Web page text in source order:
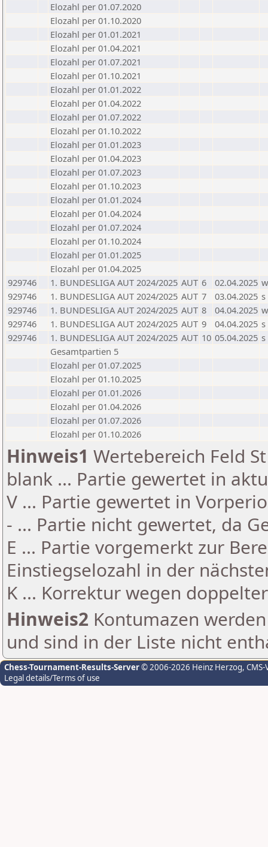
Elozahl per 01.07.2020
Elozahl per 01.10.2020
Elozahl per 01.01.2021
Elozahl per 01.04.2021
Elozahl per 01.07.2021
Elozahl per 01.10.2021
Elozahl per 01.01.2022
Elozahl per 01.04.2022
Elozahl per 01.07.2022
Elozahl per 01.10.2022
Elozahl per 01.01.2023
Elozahl per 01.04.2023
Elozahl per 01.07.2023
Elozahl per 01.10.2023
Elozahl per 01.01.2024
Elozahl per 01.04.2024
Elozahl per 01.07.2024
Elozahl per 01.10.2024
Elozahl per 01.01.2025
Elozahl per 01.04.2025
929746
1. BUNDESLIGA AUT 2024/2025 AUT 6 02.04.2025 w
929746
1. BUNDESLIGA AUT 2024/2025 AUT 7 03.04.2025 s
929746
1. BUNDESLIGA AUT 2024/2025 AUT 8 04.04.2025 w
929746
1. BUNDESLIGA AUT 2024/2025 AUT 9 04.04.2025 s
929746
1. BUNDESLIGA AUT 2024/2025 AUT 10 05.04.2025 s
Gesamtpartien 5
Elozahl per 01.07.2025
Elozahl per 01.10.2025
Elozahl per 01.01.2026
Elozahl per 01.04.2026
Elozahl per 01.07.2026
Elozahl per 01.10.2026
Hinweis1 Wertebereich Feld
blank ... Partie gewertet in
V ... Partie gewertet in
- ... Partie nicht gewertet, da
E ... Partie vorgemerkt zur
Einstiegselozahl in der
K ... Korrektur wegen
Hinweis2 Kontumazen
und sind in der Liste nicht
Chess-Tournament-Results-Server© 2006-2026 Heinz Herzog,
Legal details/Terms of use